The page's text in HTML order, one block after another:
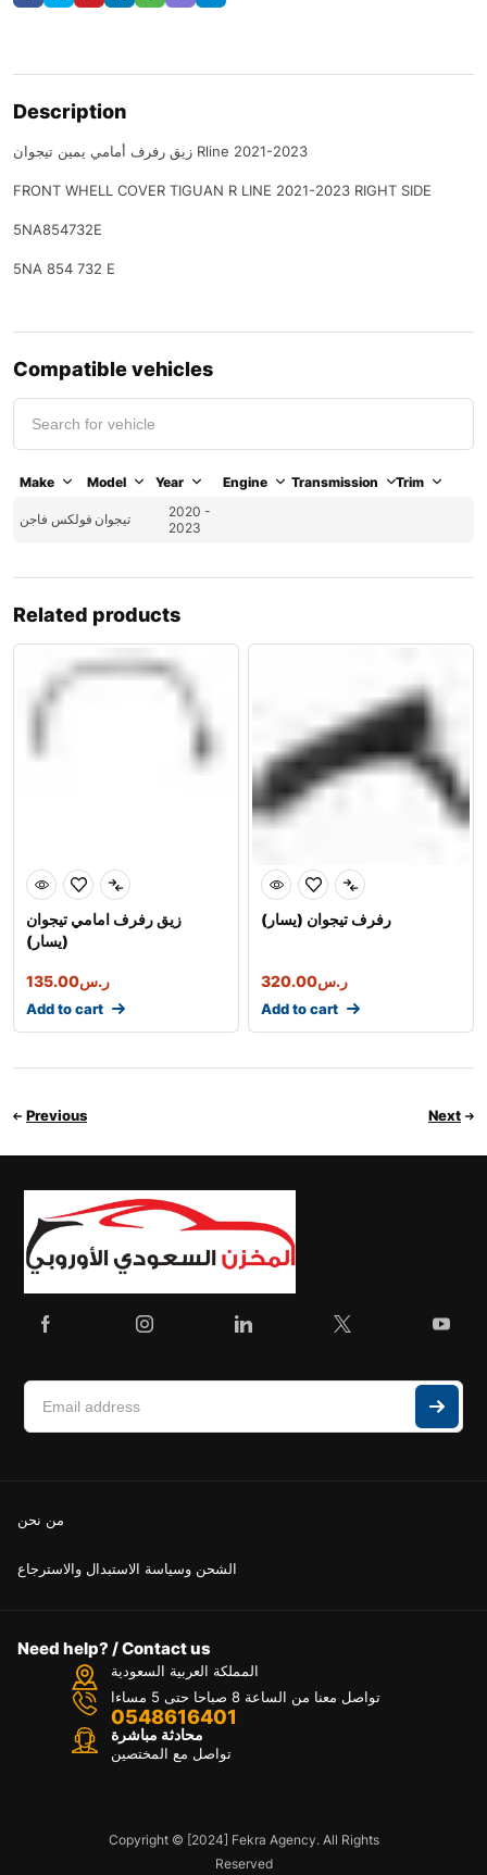
Description
زيق رفرف أمامي يمين تيجوان Rline 2021-2023
FRONT WHELL COVER TIGUAN R LINE 2021-2023 RIGHT SIDE
5NA854732E
5NA 854 732 E
Compatible vehicles
Make Model Year Engine Transmission Trim
فولكس فاجن تيجوان
2020 -
2023
Related products
زيق رفرف امامي تيجوان
(يسار)
ر.س135.00
Add to cart
رفرف تيجوان (يسار)
ر.س320.00
Add to cart
Previous Next
من نحن
الشحن وسياسة الاستبدال والاسترجاع
Need help? / Contact us
المملكة العربية السعودية
تواصل معنا من الساعة 8 صباحا حتى 5 مساءا
0548616401
محادثة مباشرة
تواصل مع المختصين
Copyright © [2024] Fekra Agency. All Rights
Reserved